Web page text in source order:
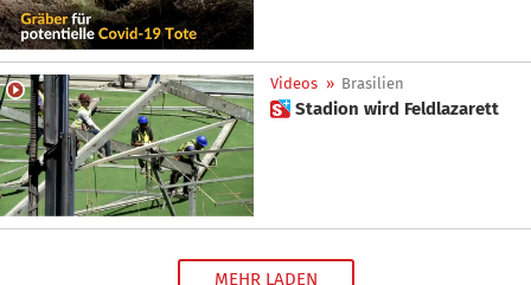
Videos » Brasilien
 Stadion wird Feldlazarett
MEHR LADEN